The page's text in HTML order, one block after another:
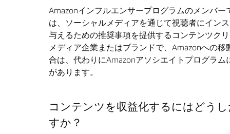
Amazonインフルエンサープログラムのメンバー
は、ソーシャルメディアを通じて視聴者にイン
与えるための推奨事項を提供するコンテンツク
メディア企業またはブランドで、Amazonへの移
合は、代わりにAmazonアソシエイトプログラム
があります。
コンテンツを収益化するにはどう
すか？